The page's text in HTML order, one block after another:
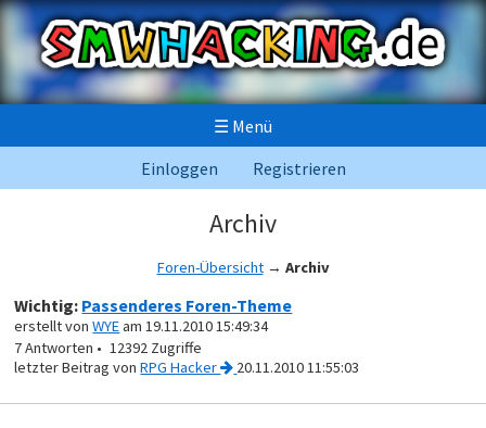
☰ Menü
Einloggen
Registrieren
Archiv
Foren-Übersicht→ Archiv
Wichtig: Passenderes Foren-Theme
erstellt vonWYEam 19.11.2010 15:49:34
7
12392
vonRPG Hacker 20.11.2010 11:55:03